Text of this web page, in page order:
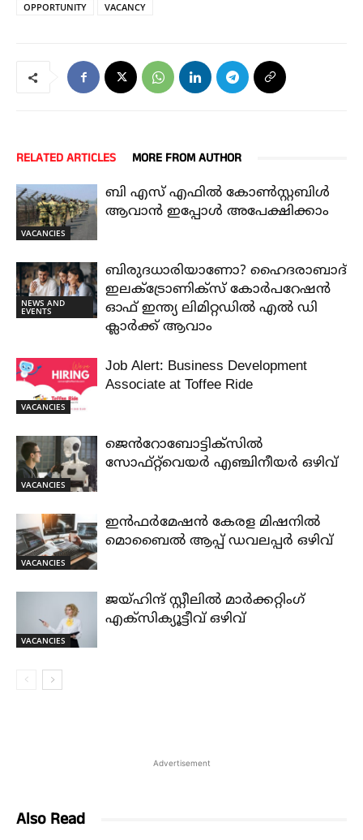
OPPORTUNITY
VACANCY
RELATED ARTICLES MORE FROM AUTHOR
VACANCIES
ബി എസ് എഫിൽ കോൺസ്റ്റബിൾ
ആവാൻ ഇപ്പോൾ അപേക്ഷിക്കാം
NEWS AND
EVENTS
ബിരുദധാരിയാണോ? ഹൈദരാബാദ്
ഇലക്ട്രോണിക്സ് കോർപറേഷൻ
ഓഫ് ഇന്ത്യ ലിമിറ്റഡിൽ എൽ ഡി
ക്ലാർക്ക് ആവാം
VACANCIES
Job Alert: Business Development
Associate at Toffee Ride
VACANCIES
ജെൻറോബോട്ടിക്സിൽ
സോഫ്റ്റ്‌വെയർ എഞ്ചിനീയർ ഒഴിവ്
VACANCIES
ഇൻഫർമേഷൻ കേരള മിഷനിൽ
മൊബൈൽ ആപ്പ് ഡവലപ്പർ ഒഴിവ്
VACANCIES
ജയ്‌ഹിന്ദ്‌ സ്റ്റീലിൽ മാർക്കറ്റിംഗ്
എക്സിക്യൂട്ടീവ് ഒഴിവ്
Advertisement
Also Read